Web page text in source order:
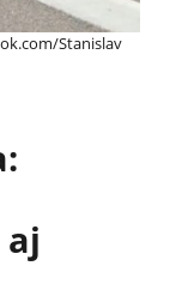
Stanislav
aj